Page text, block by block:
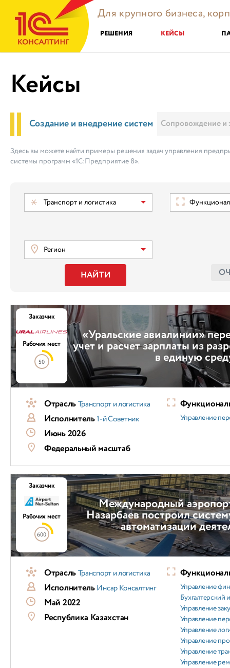
Для крупного бизнеса,
РЕШЕНИЯ КЕЙСЫ
Кейсы
Создание и внедрение систем Сопровождение и
Здесь вы можете найти примеры решения задач управления
системы программ «1С:Предприятие 8».
Транспорт и логистика
Регион
НАЙТИ
«Уральские авиалинии»
учет и расчет зарплаты из
в единую
Заказчик
Рабочих мест
50
ОтрасльТранспорт и логистика
Исполнитель1-й Советник
Июнь 2026
Федеральный масштаб
Управление
Международный
Назарбаев построил
автоматизации
Заказчик
Рабочих мест
600
ОтрасльТранспорт и логистика
ИсполнительИнсар Консалтинг
Май 2022
Республика Казахстан
Управление
Бухгалтерский
Управление
Управление
Управление
Управление
Управление
Управление